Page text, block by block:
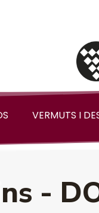
VERMUTS I
-